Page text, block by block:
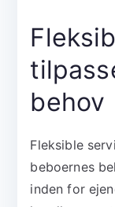
behov
Fleksible
beboernes
inden for